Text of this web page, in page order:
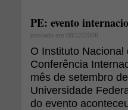
PE: evento
postado em 08/12/2008
O Instituto
Conferência
mês de setembro
Universidade
do evento